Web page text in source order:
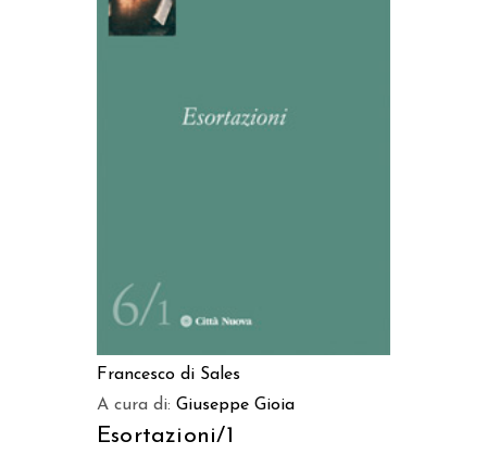
LEGGI TUTTO
Francesco di Sales
A cura di: Giuseppe Gioia
Esortazioni/1